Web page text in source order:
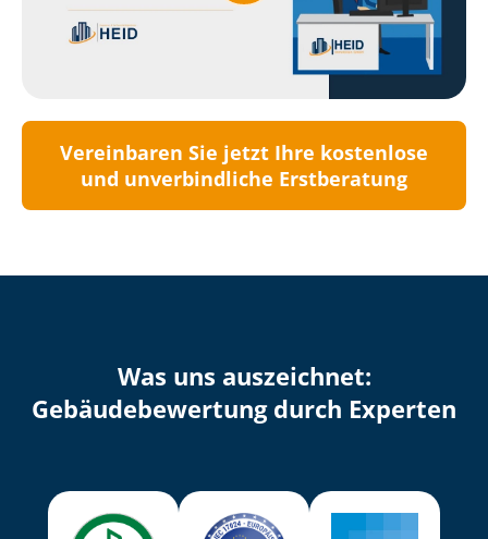
Vereinbaren Sie jetzt Ihre kostenlose
und unverbindliche Erstberatung
Was uns auszeichnet:
Ge­bäu­de­be­wer­tung durch Experten